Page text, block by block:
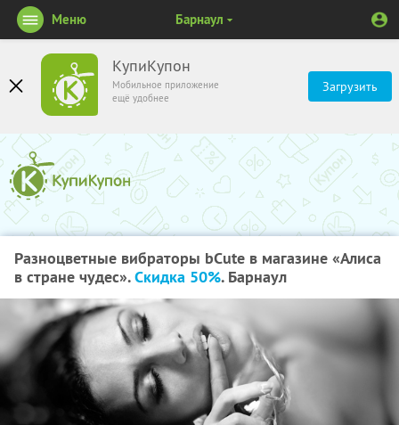
КупиКупон
Мобильное приложение
ещё удобнее
Загрузить
Меню Барнаул
Разноцветные вибраторы bCute в магазине «Алиса
в стране чудес».Скидка 50%. Барнаул